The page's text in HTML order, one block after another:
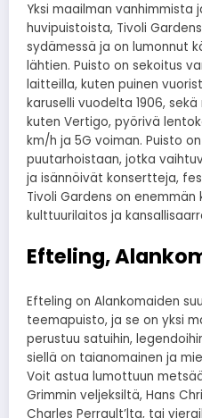
Yksi maailman vanhimmista
huvipuistoista, Tivoli
sydämessä ja on lumonnut
lähtien. Puisto on sekoitus
laitteilla, kuten puinen
karuselli vuodelta 1906,
kuten Vertigo, pyörivä
km/h ja 5G voiman. Puisto
puutarhoistaan, jotka
ja isännöivät konsertteja,
Tivoli Gardens on enemmän
kulttuurilaitos ja
Efteling,
Efteling on Alankomaiden
teemapuisto, ja se on yksi
perustuu satuihin,
siellä on taianomainen ja
Voit astua lumottuun
Grimmin veljeksiltä, Hans
Charles Perrault’lta, tai